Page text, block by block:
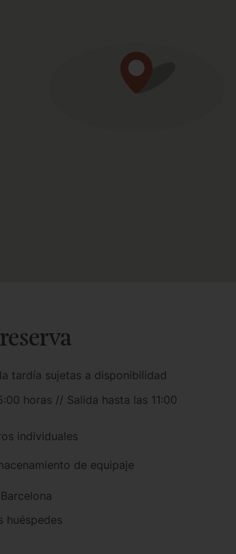
tardía sujetas a disponibilidad
horas // Salida hasta las 11:00
individuales
de equipaje
huéspedes